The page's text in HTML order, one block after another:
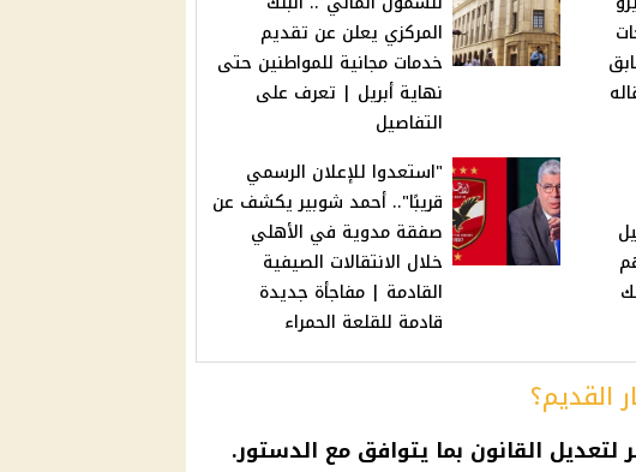
المركزي يعلن عن تقديم
خدمات مجانية للمواطنين حتى
نهاية أبريل | تعرف على
التفاصيل
"استعدوا للإعلان الرسمي
قريبًا".. أحمد شوبير يكشف عن
صفقة مدوية في الأهلي
خلال الانتقالات الصيفية
القادمة | مفاجأة جديدة
قادمة للقلعة الحمراء
القديم؟
البرلمان مهلة 8 أشهر لتعديل القانون بما يتوافق مع الدستور.